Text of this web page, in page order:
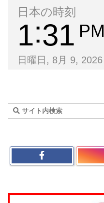
日本の時刻
1 31 PM
日曜日, 8月 9, 2026